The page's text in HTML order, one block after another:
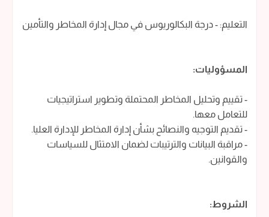
التعليم: - درجة البكالوريوس في مجال إدارة المخاطر والتأمين
المسؤوليات:
- تقييم وتحليل المخاطر المحتملة وتطوير استراتيجيات
للتعامل معها.
- تقديم التوجيه والنصائح بشأن إدارة المخاطر للإدارة العليا.
- مراقبة البيانات والترتيبات لضمان الامتثال للسياسات
والقوانين.
الشروط: